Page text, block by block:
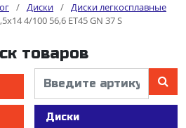
/ Диски / Диски легкосплавные
4/100 56,6 ET45 GN 37 S
товаров
Диски